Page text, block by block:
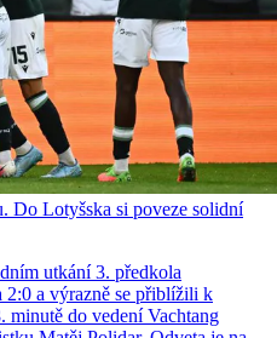
Do Lotyšska si poveze solidní
utkání 3. předkola
a výrazně se přiblížili k
minutě do vedení Vachtang